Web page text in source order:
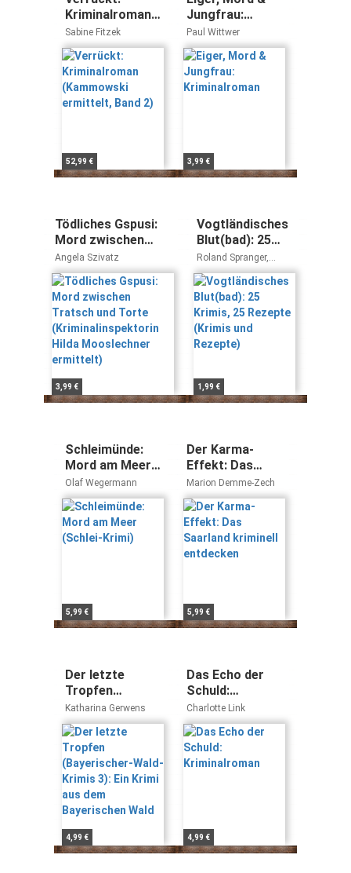
Kriminalroman
(Kammowski
ermittelt, Band
2)
Sabine Fitzek
52,99 €
Jungfrau:
Kriminalroman
Paul Wittwer
3,99 €
Tödliches Gspusi:
Mord zwischen
Tratsch und Torte
(Kriminalinspektorin
Hilda Mooslechner
ermittelt)
Angela Szivatz
3,99 €
Vogtländisches
Blut(bad): 25
Krimis, 25
Rezepte (Krimis
und Rezepte)
Roland Spranger,
Maren Schwarz, Regine
Schleheck, Astrid
Seehaus, Ella Theiss,
Regine Kölpin,
Franziska Franke,
Christoph Krumbiegel,
Sandra Rehschuh,
Moor-Blank, Manfred
Köhler, Mischa Bach,
Arnd Federspiel, Stefan
Kampermann, Petra
Steps, Claudia Schmid,
Göran Seyfarth, Gunnar
Schuberth, Christine
Sylvester, Andreas M.
Sturm, Klaus Paffrath,
Frank Dörfelt, Dieter
Loga
1,99 €
Schleimünde:
Mord am Meer
(Schlei-Krimi)
Olaf Wegermann
5,99 €
Der Karma-
Effekt: Das
Saarland
kriminell
entdecken
Marion Demme-Zech
5,99 €
Der letzte
Tropfen
(Bayerischer-
Wald-Krimis 3):
Ein Krimi aus
dem
Bayerischen
Wald
Katharina Gerwens
4,99 €
Das Echo der
Schuld:
Kriminalroman
Charlotte Link
4,99 €